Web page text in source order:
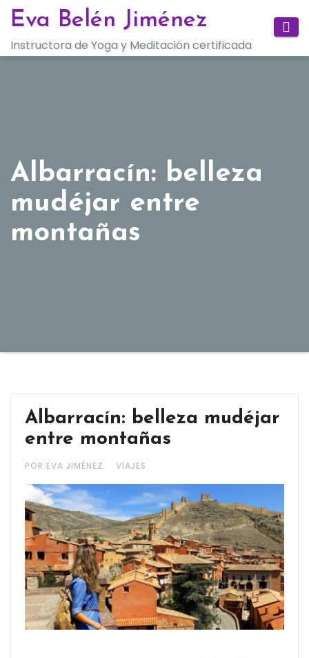
Saltar
contenido
Eva Belén Jiménez
Instructora de Yoga y Meditación certificada
Albarracín: belleza
mudéjar entre
montañas
Albarracín: belleza mudéjar
entre montañas
POR EVA JIMÉNEZ VIAJES